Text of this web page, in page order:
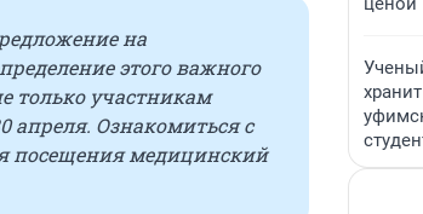
на
этого важного
только участникам
апреля. Ознакомиться с
посещения медицинский